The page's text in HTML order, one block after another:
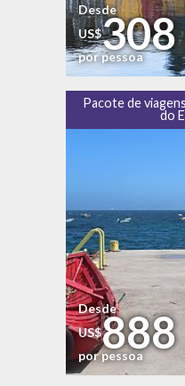
Desde
US$308
por pessoa
Pacote de
do
Desde
US$888
por pessoa